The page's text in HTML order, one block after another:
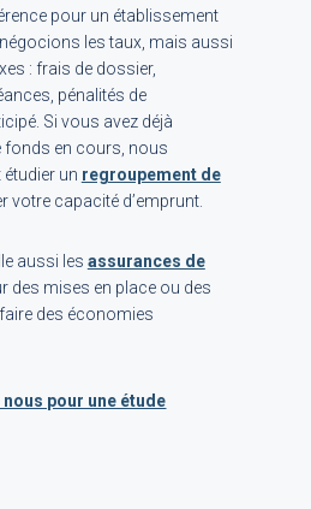
pour un établissement
les taux, mais aussi
: frais de dossier,
pénalités de
Si vous avez déjà
fonds en cours, nous
un regroupement de
votre capacité d’emprunt.
aussi les assurances de
des mises en place ou des
des économies
pour une étude